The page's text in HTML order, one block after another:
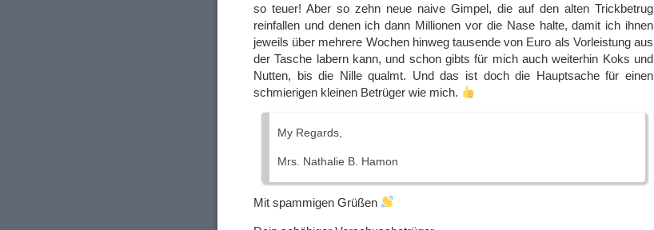
so teuer! Aber so zehn neue naive Gimpel, die auf den alten Trickbetrug
reinfallen und denen ich dann Millionen vor die Nase halte, damit ich ihnen
jeweils über mehrere Wochen hinweg tausende von Euro als Vorleistung aus
der Tasche labern kann, und schon gibts für mich auch weiterhin Koks und
Nutten, bis die Nille qualmt. Und das ist doch die Hauptsache für einen
schmierigen kleinen Betrüger wie mich.
My Regards,
Mrs. Nathalie B. Hamon
Mit spammigen Grüßen